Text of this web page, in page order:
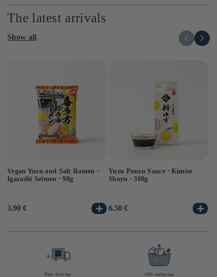
The latest arrivals
Show all
Vegan Yuzu and Salt Ramen ⋅
Igarashi Seimen ⋅ 98g
Usual
3.90 €
Yuzu Ponzu Sauce ⋅ Kimise
Shoyu ⋅ 300g
Usual
6.50 €
Free delivery 10% reduction